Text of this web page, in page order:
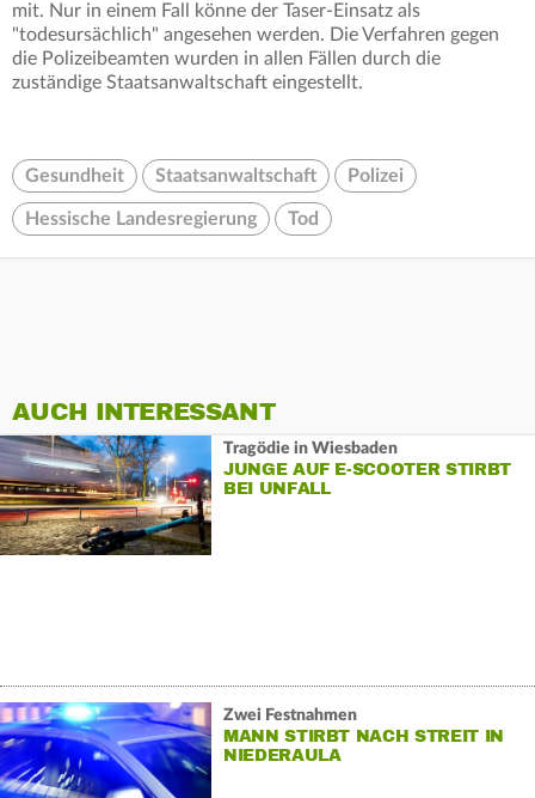
mit. Nur in einem Fall könne der Taser-Einsatz als
"todesursächlich" angesehen werden. Die Verfahren gegen
die Polizeibeamten wurden in allen Fällen durch die
zuständige Staatsanwaltschaft eingestellt.
Gesundheit Staatsanwaltschaft Polizei
Hessische Landesregierung Tod
AUCH INTERESSANT
Tragödie in Wiesbaden
JUNGE AUF E-SCOOTER STIRBT
BEI UNFALL
Zwei Festnahmen
MANN STIRBT NACH STREIT IN
NIEDERAULA